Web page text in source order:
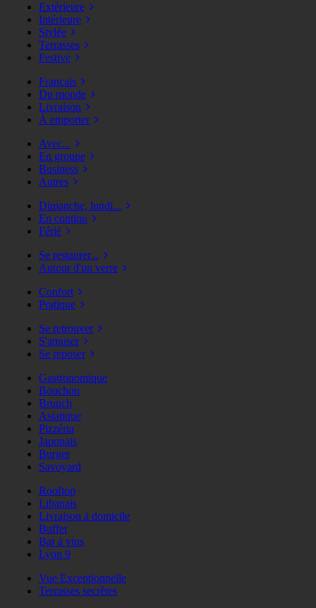
Extérieure
Intérieure
Stylée
Terrasses
Festive
Français
Du monde
Livraison
À emporter
Avec...
En groupe
Business
Autres
Dimanche, lundi...
En continu
Férié
Se restaurer...
Autour d'un verre
Confort
Pratique
Se retrouver
S'amuser
Se reposer
Gastronomique
Bouchon
Brunch
Asiatique
Pizzéria
Japonais
Burger
Savoyard
Rooftop
Libanais
Livraison à domicile
Buffet
Bar à vins
Lyon 9
Vue Exceptionnelle
Terrasses secrètes